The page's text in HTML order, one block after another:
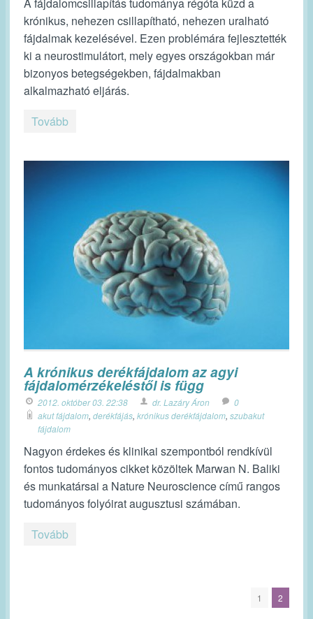
krónikus, nehezen csillapítható, nehezen uralható
fájdalmak kezelésével. Ezen problémára fejlesztették
ki a neurostimulátort, mely egyes országokban már
bizonyos betegségekben, fájdalmakban
alkalmazható eljárás.
Tovább
A krónikus derékfájdalom az agyi
fájdalomérzékeléstől is függ
2012. október 03. 22:38 dr. Lazáry Áron
0
akut fájdalom, derékfájás, krónikus derékfájdalom, szubakut
fájdalom
Nagyon érdekes és klinikai szempontból rendkívül
fontos tudományos cikket közöltek Marwan N. Baliki
és munkatársai a Nature Neuroscience című rangos
tudományos folyóirat augusztusi számában.
Tovább
1 2